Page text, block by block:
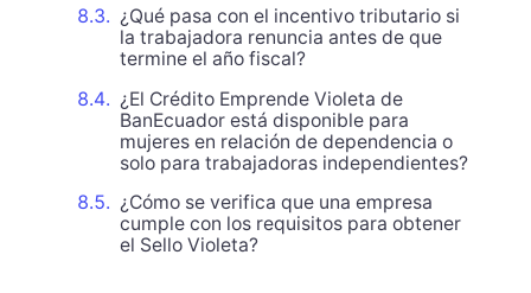
¿Qué pasa con el incentivo tributario si
la trabajadora renuncia antes de que
termine el año fiscal?
¿El Crédito Emprende Violeta de
BanEcuador está disponible para
mujeres en relación de dependencia o
solo para trabajadoras independientes?
¿Cómo se verifica que una empresa
cumple con los requisitos para obtener
el Sello Violeta?